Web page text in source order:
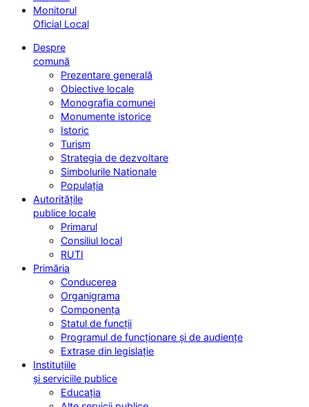
Monitorul
Oficial Local
Despre
comună
Prezentare generală
Obiective locale
Monografia comunei
Monumente istorice
Istoric
Turism
Strategia de dezvoltare
Simbolurile Naționale
Populația
Autoritățile
publice locale
Primarul
Consiliul local
RUTI
Primăria
Conducerea
Organigrama
Componența
Statul de funcții
Programul de funcționare și de audiențe
Extrase din legislație
Instituțiile
și serviciile publice
Educația